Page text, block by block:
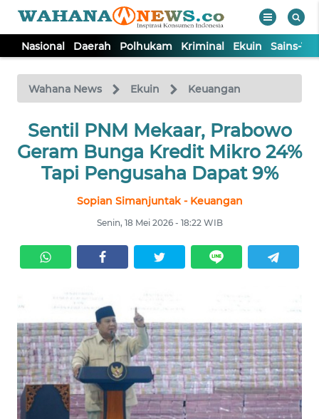
Nasional Daerah Polhukam Kriminal Ekuin Sains-
Wahana News Ekuin Keuangan
Sentil PNM Mekaar, Prabowo
Geram Bunga Kredit Mikro 24%
Tapi Pengusaha Dapat 9%
Sopian Simanjuntak - Keuangan
Senin, 18 Mei 2026 - 18:22 WIB
TV
Tutup
NASIONAL
DAERAH
POLHUKAM
KRIMINAL
SAINS-TEKNO
KESEHATAN
INTERNASIONAL